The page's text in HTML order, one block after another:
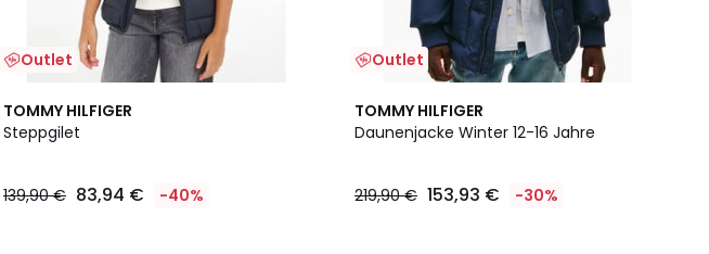
Outlet
TOMMY HILFIGER
Steppgilet
139,90 € 83,94 € -40%
Outlet
TOMMY HILFIGER
Daunenjacke Winter 12-16 Jahre
219,90 € 153,93 € -30%